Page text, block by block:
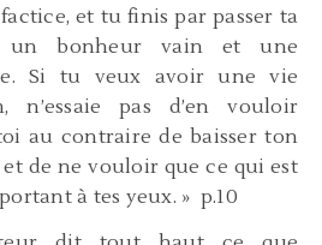
et tu finis par passer ta
un bonheur vain et une
Si tu veux avoir une vie
pas d’en vouloir
au contraire de baisser ton
de ne vouloir que ce qui est
à tes yeux. » p.10